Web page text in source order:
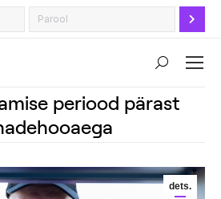
Search:
periood pärast
dets.